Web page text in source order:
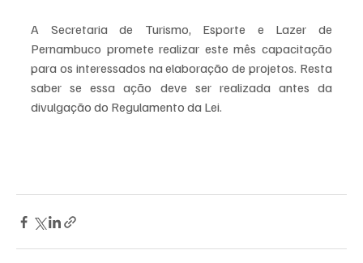
A Secretaria de Turismo, Esporte e Lazer de
Pernambuco promete realizar este mês capacitação
para os interessados na elaboração de projetos. Resta
saber se essa ação deve ser realizada antes da
divulgação do Regulamento da Lei.